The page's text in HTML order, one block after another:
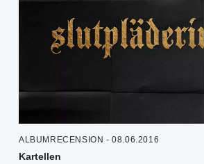
ALBUMRECENSION - 08.06.2016
Kartellen